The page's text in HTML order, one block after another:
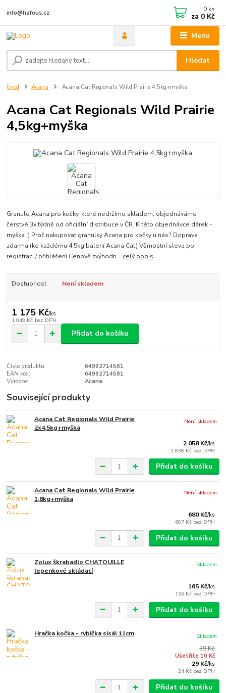
Menu
Hledat
info@hafous.cz 0 ks
za 0 Kč
Úvod Acana Acana Cat Regionals Wild Prairie 4,5kg+myška
Acana Cat Regionals Wild Prairie
4,5kg+myška
Granule Acana pro kočky, které nedržíme skladem, objednáváme
čerstvé 3x týdně od oficiální distribuce v ČR. K této objednávce dárek -
myška ;) Proč nakupovat granulky Acana pro kočky u nás? Doprava
zdarma (ke každému 4,5kg balení Acana Cat) Věrnostní sleva po
registraci / přihlášení Cenově zvýhodn... celý popis
Dostupnost Není skladem
1 175 Kč/ks
1 049 Kč bez DPH
Přidat do košíku
Číslo produktu:
64992714581
EAN kód:
64992714581
Výrobce:
Acana
Související produkty
Acana Cat Regionals Wild Prairie
2x4,5kg+myška
2 058 Kč/ks
1 838 Kč bez DPH
Není skladem
Přidat do košíku
Acana Cat Regionals Wild Prairie
1,8kg+myška
680 Kč/ks
607 Kč bez DPH
Není skladem
Přidat do košíku
Zolux škrabadlo CHATOUILLE
lepenkové skládací
165 Kč/ks
136 Kč bez DPH
Skladem
Přidat do košíku
Hračka kočka - rybička sisál 11cm
39 Kč
Ušetříte 10 Kč
29 Kč/ks
24 Kč bez DPH
Skladem
Přidat do košíku